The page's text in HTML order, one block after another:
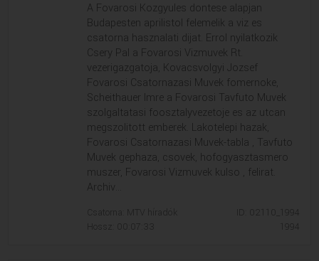
A Fovarosi Kozgyules dontese alapjan
Budapesten aprilistol felemelik a viz es
csatorna hasznalati dijat. Errol nyilatkozik
Csery Pal a Fovarosi Vizmuvek Rt.
vezerigazgatoja, Kovacsvolgyi Jozsef
Fovarosi Csatornazasi Muvek fomernoke,
Scheithauer Imre a Fovarosi Tavfuto Muvek
szolgaltatasi foosztalyvezetoje es az utcan
megszolitott emberek. Lakotelepi hazak,
Fovarosi Csatornazasi Muvek-tabla , Tavfuto
Muvek gephaza, csovek, hofogyasztasmero
muszer, Fovarosi Vizmuvek kulso , felirat.
Archiv...
Csatorna: MTV híradók
Hossz: 00:07:33
ID: 02110_1994
1994